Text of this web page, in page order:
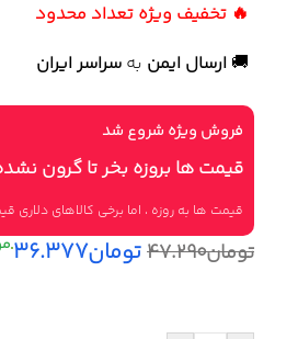
🔥 تخفیف ویژه تعداد محدود
🚚 ارسال ایمن به سراسر ایران
فروش ویژه شروع شد
قیمت ها بروزه بخر تا گرون
قیمت ها به روزه ، اما برخی کالاهای
تومان۴۷.۲۹۰تومان۳۶.۳۷۷